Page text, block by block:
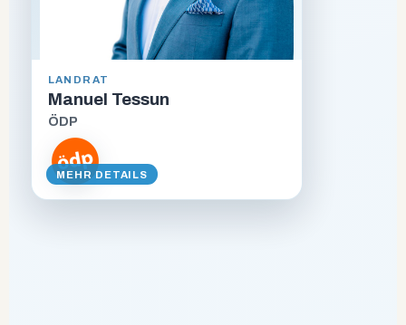
LANDRAT
Manuel Tessun
ÖDP
MEHR DETAILS
BERUF
Immobilienmakler, Dozent